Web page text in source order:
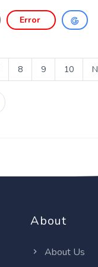
Error
8 9 10
About
About Us